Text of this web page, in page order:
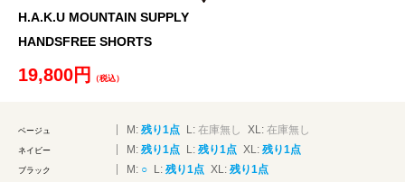
H.A.K.U MOUNTAIN SUPPLY
HANDSFREE SHORTS
19,800円 （税込）
ベージュ M: 残り1点 L: 在庫無し XL: 在庫無し
ネイビー M: 残り1点 L: 残り1点 XL: 残り1点
ブラック M: ○ L: 残り1点 XL: 残り1点